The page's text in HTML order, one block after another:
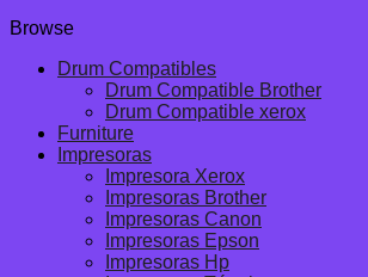
Browse
Drum Compatibles
Drum Compatible Brother
Drum Compatible xerox
Furniture
Impresoras
Impresora Xerox
Impresoras Brother
Impresoras Canon
Impresoras Epson
Impresoras Hp